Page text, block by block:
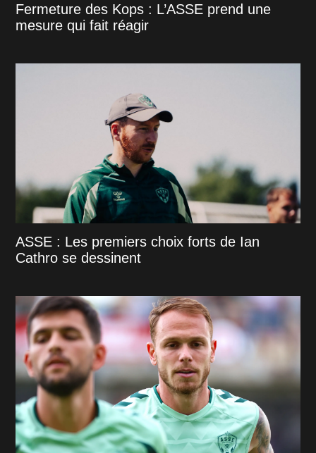
Fermeture des Kops : L’ASSE prend une
mesure qui fait réagir
ASSE : Les premiers choix forts de Ian
Cathro se dessinent